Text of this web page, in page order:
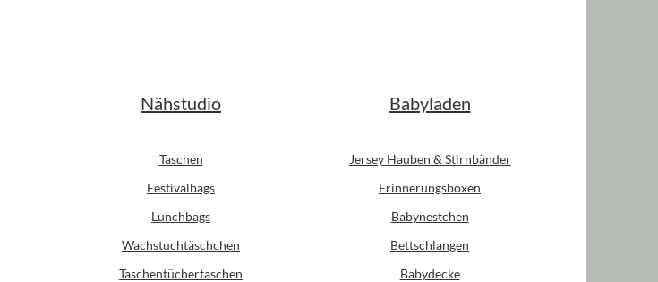
Nähstudio
Taschen
Festivalbags
Lunchbags
Wachstuchtäschchen
Taschentüchertaschen
Babyladen
Jersey Hauben & Stirnbänder
Erinnerungsboxen
Babynestchen
Bettschlangen
Babydecke